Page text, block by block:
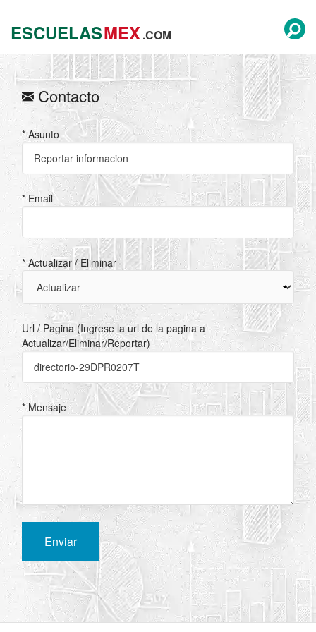
ESCUELASMEX.COM
Contacto
* Asunto
* Email
* Actualizar / Eliminar
Url / Pagina (Ingrese la url de la pagina a
Actualizar/Eliminar/Reportar)
* Mensaje
Enviar